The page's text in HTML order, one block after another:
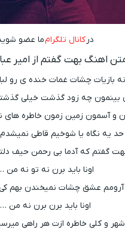
در کانال تلگرامما عضو
اهنگ بهت گفتم از امیر
بازیات چشات غمات خنده ی رو
بینمون چه زود گذشت خیلی
و آسمون زمین زمون خاطره
حد یه نگاه یا شوخیم قاطی نمیشدم
گفتم که آدما بی رحمن حیف
اونا باید برن نه تو نه من
عشق چشات نمیخندن بهم
اونا باید برن برن نه من …
و کلی خاطره ازت هر راهی